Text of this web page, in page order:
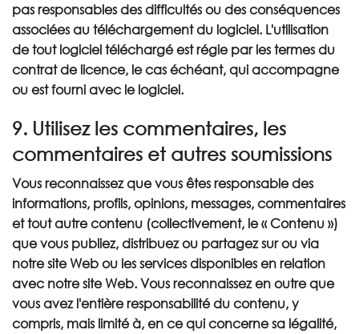
pas responsables des difficultés ou des conséquences
associées au téléchargement du logiciel. L'utilisation
de tout logiciel téléchargé est régie par les termes du
contrat de licence, le cas échéant, qui accompagne
ou est fourni avec le logiciel.
9. Utilisez les commentaires, les
commentaires et autres soumissions
Vous reconnaissez que vous êtes responsable des
informations, profils, opinions, messages, commentaires
et tout autre contenu (collectivement, le « Contenu »)
que vous publiez, distribuez ou partagez sur ou via
notre site Web ou les services disponibles en relation
avec notre site Web. Vous reconnaissez en outre que
vous avez l'entière responsabilité du contenu, y
compris, mais limité à, en ce qui concerne sa légalité,